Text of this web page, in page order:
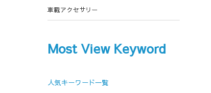
車載アクセサリー
Most View Keyword
人気キーワード一覧